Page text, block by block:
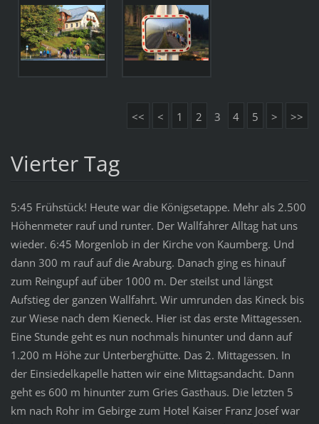
<< < 1 2 3 4 5 > >>
Vierter Tag
5:45 Frühstück! Heute war die Königsetappe. Mehr als 2.500
Höhenmeter rauf und runter. Der Wallfahrer Alltag hat uns
wieder. 6:45 Morgenlob in der Kirche von Kaumberg. Und
dann 300 m rauf auf die Araburg. Danach ging es hinauf
zum Reingupf auf über 1000 m. Der steilst und längst
Aufstieg der ganzen Wallfahrt. Wir umrunden das Kineck bis
zur Wiese nach dem Kieneck. Hier ist das erste Mittagessen.
Eine Stunde geht es nun nochmals hinunter und dann auf
1.200 m Höhe zur Unterberghütte. Das 2. Mittagessen. In
der Einsiedelkapelle hatten wir eine Mittagsandacht. Dann
geht es 600 m hinunter zum Gries Gasthaus. Die letzten 5
km nach Rohr im Gebirge zum Hotel Kaiser Franz Josef war